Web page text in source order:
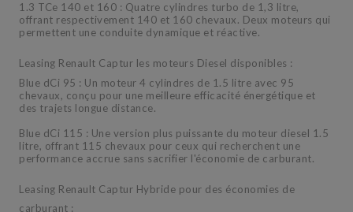
1.3 TCe 140 et 160 : Quatre cylindres turbo de 1,3 litre,
offrant respectivement 140 et 160 chevaux. Deux moteurs qui
permettent une conduite dynamique et réactive.
Leasing Renault Captur les moteurs Diesel disponibles :
Blue dCi 95 : Un moteur 4 cylindres de 1.5 litre avec 95
chevaux, conçu pour une meilleure efficacité énergétique et
des trajets longue distance.
Blue dCi 115 : Une version plus puissante du moteur diesel 1.5
litre, offrant 115 chevaux pour ceux qui recherchent une
performance accrue sans sacrifier l'économie de carburant.
Leasing Renault Captur Hybride pour des économies de
carburant :